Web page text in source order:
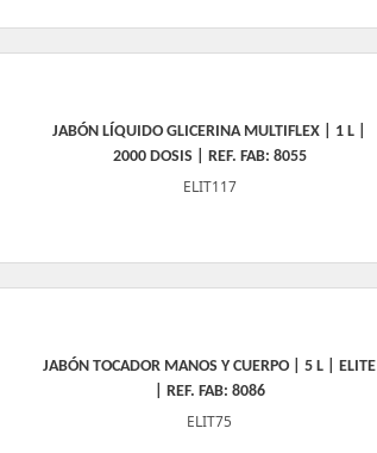
JABÓN LÍQUIDO GLICERINA MULTIFLEX | 1 L |
2000 DOSIS | REF. FAB: 8055
ELIT117
JABÓN TOCADOR MANOS Y CUERPO | 5 L | ELITE
| REF. FAB: 8086
ELIT75